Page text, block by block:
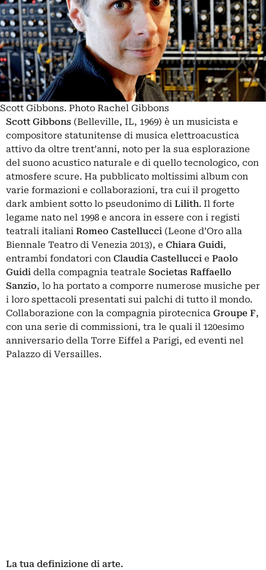
Scott Gibbons. Photo Rachel Gibbons
Scott Gibbons (Belleville, IL, 1969) è un musicista e
compositore statunitense di musica elettroacustica
attivo da oltre trent’anni, noto per la sua esplorazione
del suono acustico naturale e di quello tecnologico, con
atmosfere scure. Ha pubblicato moltissimi album con
varie formazioni e collaborazioni, tra cui il progetto
dark ambient sotto lo pseudonimo di Lilith. Il forte
legame nato nel 1998 e ancora in essere con i registi
teatrali italiani Romeo Castellucci (Leone d’Oro alla
Biennale Teatro di Venezia 2013), e Chiara Guidi,
entrambi fondatori con Claudia Castellucci e Paolo
Guidi della compagnia teatrale Societas Raffaello
Sanzio, lo ha portato a comporre numerose musiche per
i loro spettacoli presentati sui palchi di tutto il mondo.
Collaborazione con la compagnia pirotecnica Groupe F,
con una serie di commissioni, tra le quali il 120esimo
anniversario della Torre Eiffel a Parigi, ed eventi nel
Palazzo di Versailles.
La tua definizione di arte.